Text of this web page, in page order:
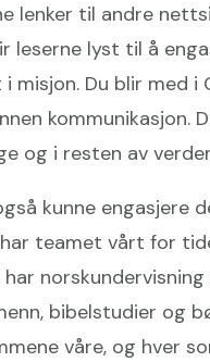
lenker til andre
leserne lyst til å
misjon. Du blir med i
kommunikasjon.
og i resten av
kunne engasjere
teamet vårt for
norskundervisning
bibelstudier og
våre, og hver